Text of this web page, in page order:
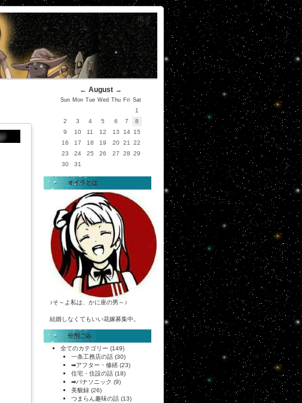
掲示
← August→
Sun Mon Tue Wed Thu Fri Sat
1
2
3 4 5 6 7
8
9
10 11 12 13 14 15
16
17 18 19 20 21
22
23
24 25 26 27 28 29
30
31
オイラとは
♪そ～よ私は、かに座の男～♪
結婚しなくてもいい花嫁募集中。
分別ごみ
全てのカテゴリー (149)
一条工務店の話 (30)
➡アフター・修繕 (23)
住宅・住設の話 (18)
➡パナソニック (9)
美貌録 (26)
つまらん趣味の話 (13)